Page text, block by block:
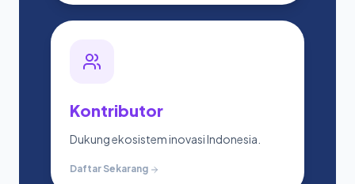
Kontributor
Dukung ekosistem inovasi Indonesia.
Daftar Sekarang